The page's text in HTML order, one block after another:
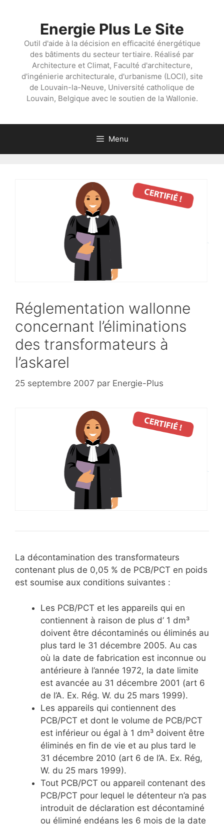
Energie Plus Le Site
Outil d'aide à la décision en efficacité énergétique
des bâtiments du secteur tertiaire. Réalisé par
Architecture et Climat, Faculté d'architecture,
d'ingénierie architecturale, d'urbanisme (LOCI), site
de Louvain-la-Neuve, Université catholique de
Louvain, Belgique avec le soutien de la Wallonie.
Menu
Réglementation wallonne
concernant l’éliminations
des transformateurs à
l’askarel
25 septembre 2007 par Energie-Plus
La décontamination des transformateurs
contenant plus de 0,05 % de PCB/PCT en poids
est soumise aux conditions suivantes :
Les PCB/PCT et les appareils qui en
contiennent à raison de plus d’ 1 dm³
doivent être décontaminés ou éliminés au
plus tard le 31 décembre 2005. Au cas
où la date de fabrication est inconnue ou
antérieure à l’année 1972, la date limite
est avancée au 31 décembre 2001 (art 6
de l’A. Ex. Rég. W. du 25 mars 1999).
Les appareils qui contiennent des
PCB/PCT et dont le volume de PCB/PCT
est inférieur ou égal à 1 dm³ doivent être
éliminés en fin de vie et au plus tard le
31 décembre 2010 (art 6 de l’A. Ex. Rég,
W. du 25 mars 1999).
Tout PCB/PCT ou appareil contenant des
PCB/PCT pour lequel le détenteur n’a pas
introduit de déclaration est décontaminé
ou éliminé endéans les 6 mois de la date